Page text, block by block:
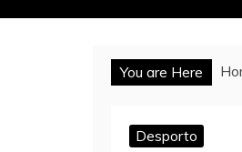
You are Here
Desporto